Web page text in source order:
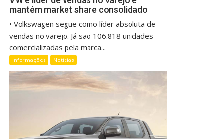
mantém market share consolidado
• Volkswagen segue como líder absoluta de
vendas no varejo. Já são 106.818 unidades
comercializadas pela marca...
Informações Notícias